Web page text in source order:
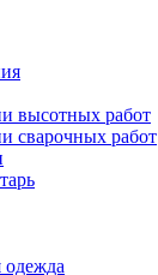
высотных работ
сварочных работ
одежда